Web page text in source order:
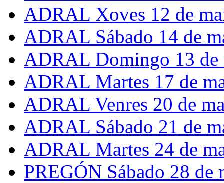
ADRAL Xoves 12 de
ADRAL Sábado 14 de
ADRAL Domingo 13 de
ADRAL Martes 17 de
ADRAL Venres 20 de
ADRAL Sábado 21 de
ADRAL Martes 24 de
PREGÓN Sábado 28 de